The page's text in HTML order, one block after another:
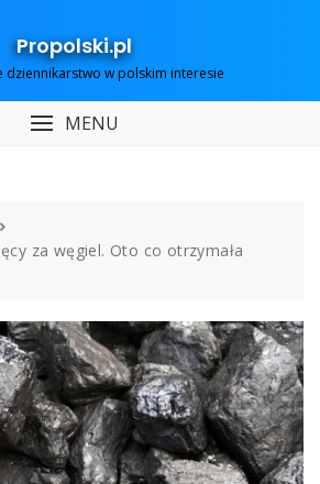
Propolski.pl
dziennikarstwo w polskim interesie
MENU
za węgiel. Oto co otrzymała